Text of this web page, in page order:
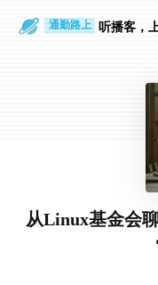
通勤路上 听播客，
从Linux基金会